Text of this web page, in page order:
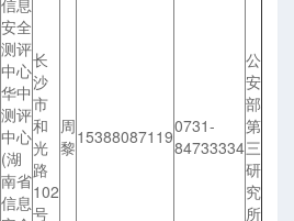
信息
安全
测评
中心
华中
测评
中心
(湖
南省
信息
长
沙
市
和
光
路
102
号
周
黎153880871190731-
84733334
公
安
部
第
三
研
究
所